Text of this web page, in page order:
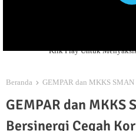
Klik Play Untuk
Beranda GEMPAR dan MKKS
GEMPAR dan MKKS
Bersinergi Cegah